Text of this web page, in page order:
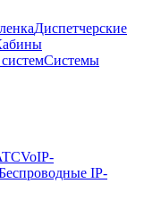
Диспетчерские
Системы
VoIP-
IP-